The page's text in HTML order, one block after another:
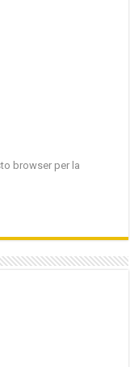
browser per la